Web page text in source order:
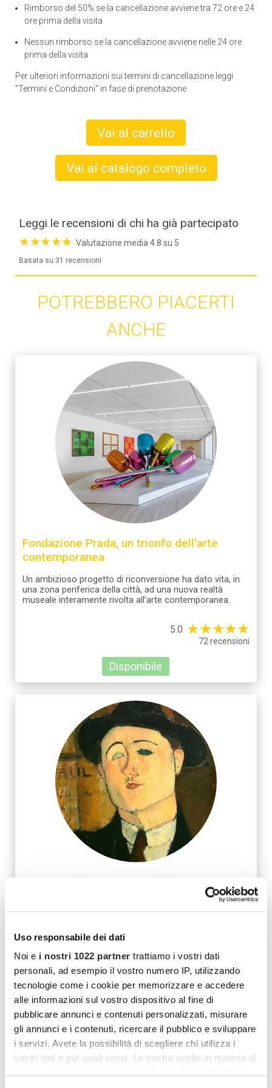
Uso responsabile dei dati
Noi e i nostri 1022 partner trattiamo i vostri dati
personali, ad esempio il vostro numero IP, utilizzando
tecnologie come i cookie per memorizzare e accedere
alle informazioni sul vostro dispositivo al fine di
pubblicare annunci e contenuti personalizzati, misurare
gli annunci e i contenuti, ricercare il pubblico e sviluppare
i servizi. Avete la possibilità di scegliere chi utilizza i
vostri dati e per quali scopi. Le vostre scelte in materia di
Rimborso del 50% se la cancellazione avviene tra 72 ore e 24
ore prima della visita
Nessun rimborso se la cancellazione avviene nelle 24 ore
prima della visita
Per ulteriori informazioni sui termini di cancellazione leggi
"Termini e Condizioni" in fase di prenotazione
Vai al carrello
Vai al catalogo completo
Leggi le recensioni di chi ha già partecipato
★★★★☆
★ Valutazione media 4.8 su 5
Basata su 31 recensioni
POTREBBERO PIACERTI
ANCHE
Fondazione Prada, un trionfo dell'arte
contemporanea
Un ambizioso progetto di riconversione ha dato vita, in
una zona periferica della città, ad una nuova realtà
museale interamente rivolta all’arte contemporanea.
5.0 ★★★★★
72 recensioni
Disponibile
Il Museo del Novecento: dalle Avanguardie
suggestivo contesto del Palazzo dell'Arengario.
4.9 ★★★★☆
★
176 recensioni
Disponibile